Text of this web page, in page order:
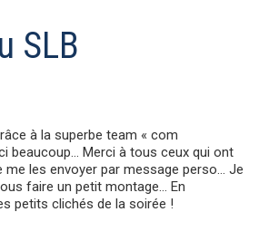
SLB
à la superbe team « com
beaucoup… Merci à tous ceux qui ont
me les envoyer par message perso… Je
faire un petit montage… En
petits clichés de la soirée !